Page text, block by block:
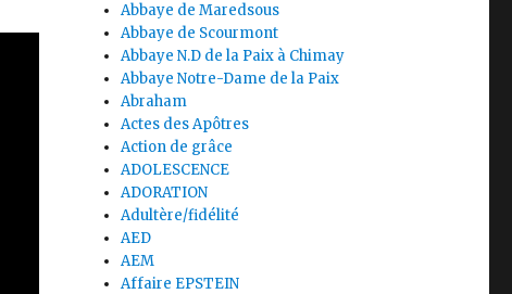
Abbaye de Maredsous
Abbaye de Scourmont
Abbaye N.D de la Paix à Chimay
Abbaye Notre-Dame de la Paix
Abraham
Actes des Apôtres
Action de grâce
ADOLESCENCE
ADORATION
Adultère/fidélité
AED
AEM
Affaire EPSTEIN